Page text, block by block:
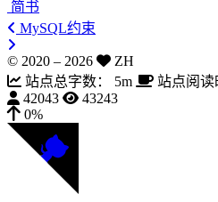
简书
MySQL约束
© 2020 – 2026
ZH
站点总字数：
5m 站点阅读
42043
43243
0%